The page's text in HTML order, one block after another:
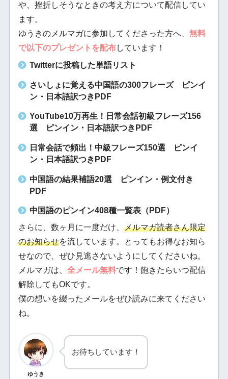
や、挫折しそうなときの考え方について配信してい
ます。
ゆうきのメルマガに参加してくださった方へ、 無料
で以下のプレゼントを配布しています！
Twitterに投稿した単語リスト
さいしょに覚える中国語の300フレーズ ピンイ
ン・日本語訳つきPDF
YouTube10万再生！日常会話初級フレーズ156
選 ピンイン・日本語訳つきPDF
日常会話で頻出！中級フレーズ150選 ピンイ
ン・日本語訳つきPDF
中国語の結果補語20選 ピンイン・例文付き
PDF
中国語のピンイン408種一覧表（PDF）
さらに、数ヶ月に一度だけ、 メルマガ読者さん限定
のお知らせを流しています。とってもお得なお知ら
せなので、ぜひ見逃さないようにしてくださいね。
メルマガは、 全メール無料です！飽きたらいつ配信
解除してもOKです。
僕の想いを綴ったメールをぜひ読みに来てください
ね。
ゆうき
お待ちしています！